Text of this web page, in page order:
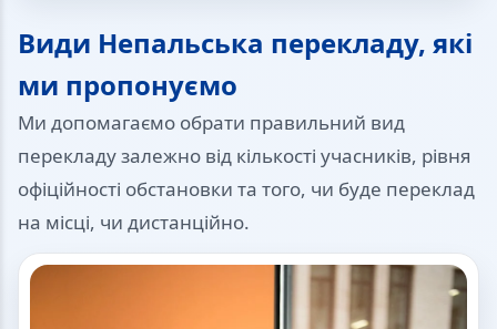
Види Непальська перекладу, які
ми пропонуємо
Ми допомагаємо обрати правильний вид
перекладу залежно від кількості учасників, рівня
офіційності обстановки та того, чи буде переклад
на місці, чи дистанційно.